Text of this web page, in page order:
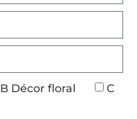
B Décor floral
C